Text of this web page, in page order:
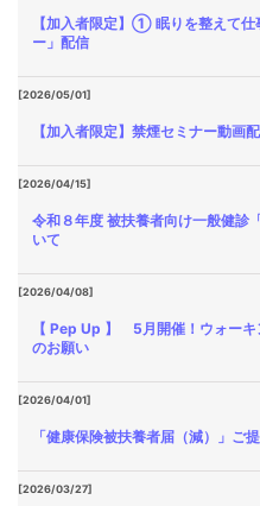
【加入者限定】① 眠りを整えて
ー」配信
[2026/05/01]
【加入者限定】禁煙セミナー動画
[2026/04/15]
令和８年度 被扶養者向け一般健診
いて
[2026/04/08]
【 Pep Up 】 5月開催！ウォー
のお願い
[2026/04/01]
「健康保険被扶養者届（減）」ご
[2026/03/27]